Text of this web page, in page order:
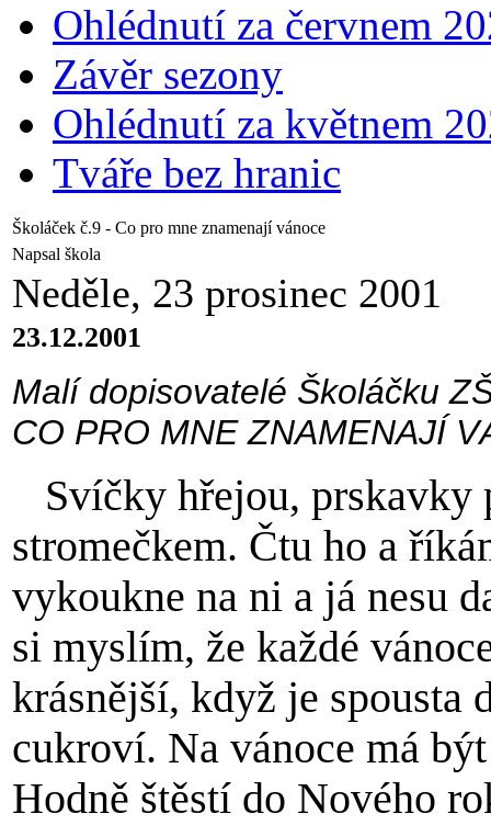
Ohlédnutí za červnem
Závěr sezony
Ohlédnutí za květnem
Tváře bez hranic
Školáček č.9 - Co pro mne znamenají vánoce
Napsal škola
Neděle, 23 prosinec 2001
23.12.2001
Malí dopisovatelé Školáčku
CO PRO MNE ZNAMENAJÍ
Svíčky hřejou, prskavky
stromečkem. Čtu ho a
vykoukne na ni a já nesu
si myslím, že každé
krásnější, když je spousta
cukroví. Na vánoce má
Hodně štěstí do Nového